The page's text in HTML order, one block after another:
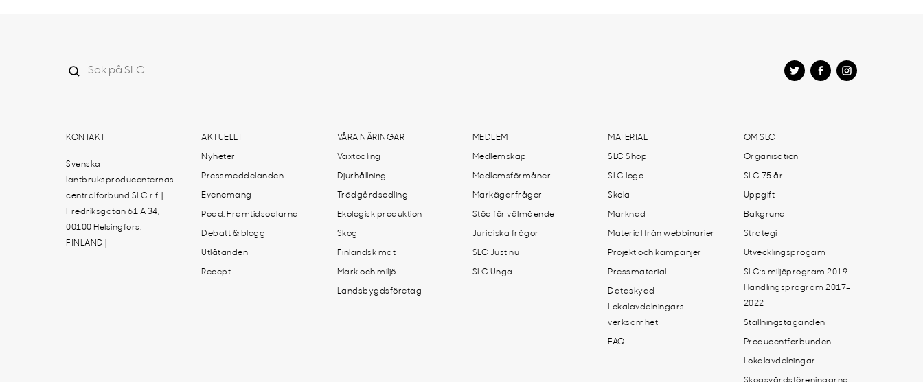
KONTAKT
Svenska
lantbruksproducenternas
centralförbund SLC r.f. |
Fredriksgatan 61 A 34,
00100 Helsingfors,
FINLAND |
AKTUELLT
Nyheter
Pressmeddelanden
Evenemang
Podd: Framtidsodlarna
Debatt & blogg
Utlåtanden
Recept
VÅRA NÄRINGAR
Växtodling
Djurhållning
Trädgårdsodling
Ekologisk produktion
Skog
Finländsk mat
Mark och miljö
Landsbygdsföretag
MEDLEM
Medlemskap
Medlemsförmåner
Markägarfrågor
Stöd för välmående
Juridiska frågor
SLC Just nu
SLC Unga
MATERIAL
SLC Shop
SLC logo
Skola
Marknad
Material från webbinarier
Projekt och kampanjer
Pressmaterial
Dataskydd
Lokalavdelningars
verksamhet
FAQ
OM SLC
Organisation
SLC 75 år
Uppgift
Bakgrund
Strategi
Utvecklingsprogam
SLC:s miljöprogram 2019
Handlingsprogram 2017-
2022
Ställningstaganden
Producentförbunden
Lokalavdelningar